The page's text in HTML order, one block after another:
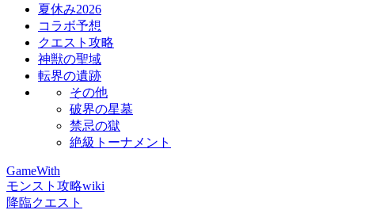
夏休み2026
コラボ予想
クエスト攻略
神獣の聖域
転界の遺跡
その他
破界の星墓
禁忌の獄
絶級トーナメント
GameWith
モンスト攻略wiki
降臨クエスト